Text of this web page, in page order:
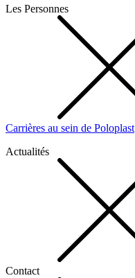
Les Personnes
Carrières au sein de Poloplast
Actualités
Contact